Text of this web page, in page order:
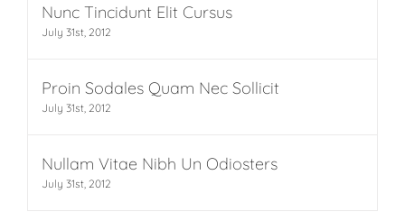
Nunc Tincidunt Elit Cursus
July 31st, 2012
Proin Sodales Quam Nec Sollicit
July 31st, 2012
Nullam Vitae Nibh Un Odiosters
July 31st, 2012